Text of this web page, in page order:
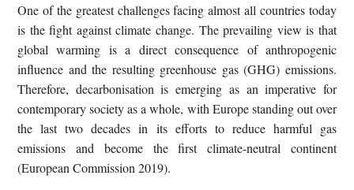
One of the greatest challenges facing almost all countries today
is the fight against climate change. The prevailing view is that
global warming is a direct consequence of anthropogenic
influence and the resulting greenhouse gas (GHG) emissions.
Therefore, decarbonisation is emerging as an imperative for
contemporary society as a whole, with Europe standing out over
the last two decades in its efforts to reduce harmful gas
emissions and become the first climate-neutral continent
(European Commission 2019).